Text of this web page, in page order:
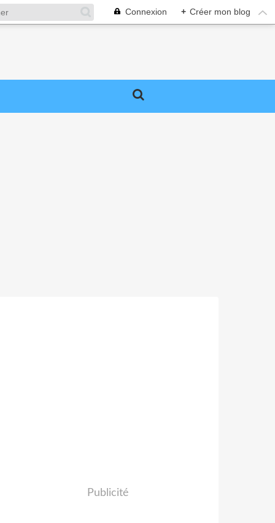
Connexion + Créer mon blog
Publicité